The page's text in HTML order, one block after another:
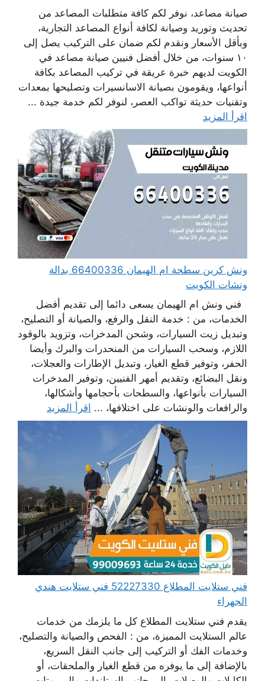
صيانة مصاعد، نوفر لكم كافة متطلبات المصاعد من
تحديث وتوريد وصيانة لكافة أنواع المصاعد التجارية،
وبأقل الأسعار ونقدم لكم ضمان على التركيب يصل إلى
١٠ سنوات، من خلال أفضل فنيين صيانة مصاعد في
الكويت لديهم خبرة عريقة في تركيب المصاعد بكافة
أنواعها، ويقومون بصيانة الاسانسيرات وتصليحها بمعدات
وتقنيات حديثة تواكب العصر، لنوفر لكم خدمة جيدة ...
اقرأ المزيد
ونش كرين سطحة ام الهيمان 66400336 بدالة
ونشات الكويت
فني ونش ام الهيمان يسعى دائما إلى تقديم أفضل
الخدمات، من : خدمة النقل والرفع، والصيانة أو التصليح،
وتبديل زيت السيارات، وشحن المدخرات، وتزويد بالوقود
اللازم، وسحب السيارات من المنحدرات والبرك وأيضا
الحفر، وتوفير قطع الغيار، وتبديل الإطارات والعجلات،
ونقل البضائع، وتقديم أمهر الفنيين، وتوفير المدخرات
السيارات بأنواعها، والسطحات بأحجامها وأشكالها،
والرافعات والونشات على اختلافها، ... اقرأ المزيد
فني ستلايت المطلاع 52227330 فني ستلايت هندي
الجهراء
يقدم فني ستلايت المطلاع كل ما يلزمك من خدمات
عالم الستلايت المميزة، من : الفحص والصيانة والتصليح،
وخدمات الفك أو التركيب إلى جانب النقل السريع،
بالإضافة إلى ما يوفره من قطع الغيار والملحقات، أو